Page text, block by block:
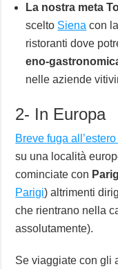
La nostra meta
scelto Siena con
ristoranti dove
eno-
nelle aziende
2- In Europa
Breve fuga
su una località
cominciate con
Parigi) altrimenti
che rientrano nella
assolutamente).
Se viaggiate con gli